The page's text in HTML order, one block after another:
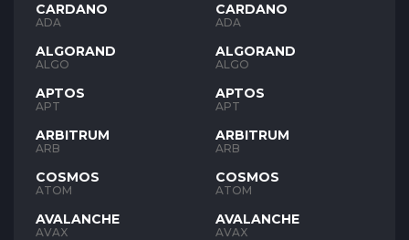
CARDANO
ADA
ALGORAND
ALGO
APTOS
APT
ARBITRUM
ARB
COSMOS
ATOM
AVALANCHE
AVAX
CARDANO
ADA
ALGORAND
ALGO
APTOS
APT
ARBITRUM
ARB
COSMOS
ATOM
AVALANCHE
AVAX